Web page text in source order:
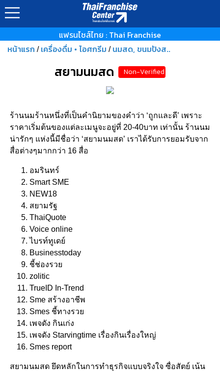
แฟรนไชส์ไทย : Thai Franchise
หน้าแรก / เครื่องดื่ม • ไอศกรีม / นมสด, ขนมปังส..
สยามนมสด Non-Verified
ร้านนมร้านหนึ่งที่เป็นคำนิยามของคำว่า ‘ถูกและดี’ เพราะ
ราคาเริ่มต้นของแต่ละเมนูจะอยู่ที่ 20-40บาท เท่านั้น ร้านนม
น่ารักๆ แห่งนี้มีชื่อว่า ‘สยามนมสด’ เราได้รับการยอมรับจาก
สื่อต่างๆมากกว่า 16 สื่อ
อมรินทร์
Smart SME
NEW18
สยามรัฐ
ThaiQuote
Voice online
ไบรท์ทูเดย์
Businesstoday
ชี้ช่องรวย
zolitic
TrueID In-Trend
Sme สร้างอาชีพ
Smes ชี้ทางรวย
เพจดัง กินเก่ง
เพจดัง Starvingtime เรื่องกินเรื่องใหญ่
Smes report
สยามนมสด ยึดหลักในการทำธุรกิจแบบจริงใจ ซื่อสัตย์ เน้น